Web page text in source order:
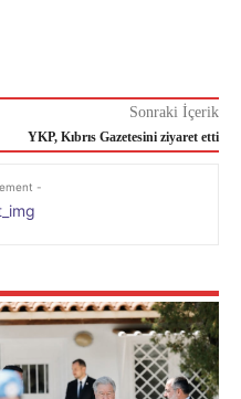
Sonraki İçerik
YKP, Kıbrıs Gazetesini ziyaret etti
-